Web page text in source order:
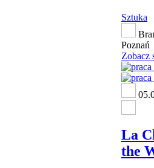
Sztuka
Poznań
Zobacz
La
the